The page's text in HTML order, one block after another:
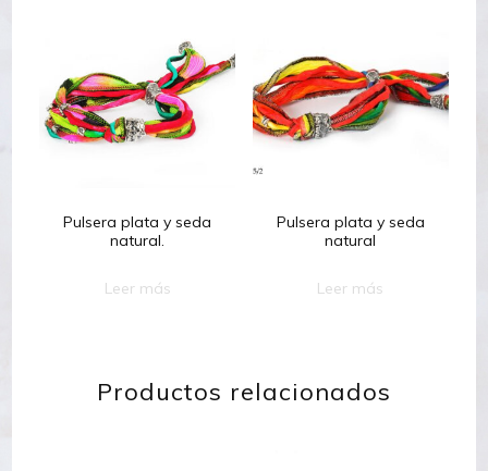
Pulsera plata y seda
natural.
Leer más
Pulsera plata y seda
natural
Leer más
Productos relacionados